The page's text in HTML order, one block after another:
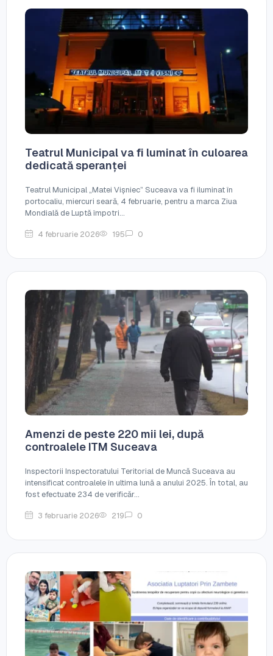
Teatrul Municipal va fi luminat în culoarea
dedicată speranței
Teatrul Municipal „Matei Vișniec” Suceava va fi iluminat în
portocaliu, miercuri seară, 4 februarie, pentru a marca Ziua
Mondială de Luptă împotri...
4 februarie 2026 195 0
Amenzi de peste 220 mii lei, după
controalele ITM Suceava
Inspectorii Inspectoratului Teritorial de Muncă Suceava au
intensificat controalele în ultima lună a anului 2025. În total, au
fost efectuate 234 de verificăr...
3 februarie 2026 219 0